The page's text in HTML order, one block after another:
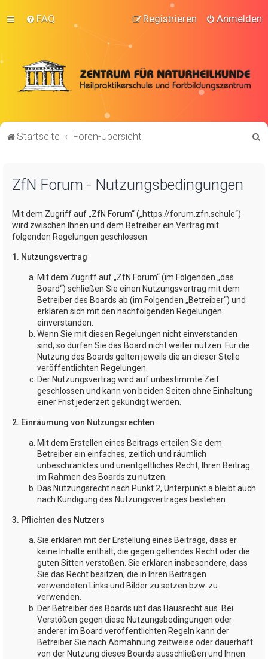
FAQ Anmelden
Registrieren
Startseite Foren-Übersicht
ZfN Forum - Nutzungsbedingungen
Mit dem Zugriff auf „ZfN Forum“ („https://forum.zfn.schule“)
wird zwischen Ihnen und dem Betreiber ein Vertrag mit
folgenden Regelungen geschlossen:
1. Nutzungsvertrag
Mit dem Zugriff auf „ZfN Forum“ (im Folgenden „das
Board“) schließen Sie einen Nutzungsvertrag mit dem
Betreiber des Boards ab (im Folgenden „Betreiber“) und
erklären sich mit den nachfolgenden Regelungen
einverstanden.
Wenn Sie mit diesen Regelungen nicht einverstanden
sind, so dürfen Sie das Board nicht weiter nutzen. Für die
Nutzung des Boards gelten jeweils die an dieser Stelle
veröffentlichten Regelungen.
Der Nutzungsvertrag wird auf unbestimmte Zeit
geschlossen und kann von beiden Seiten ohne Einhaltung
einer Frist jederzeit gekündigt werden.
2. Einräumung von Nutzungsrechten
Mit dem Erstellen eines Beitrags erteilen Sie dem
Betreiber ein einfaches, zeitlich und räumlich
unbeschränktes und unentgeltliches Recht, Ihren Beitrag
im Rahmen des Boards zu nutzen.
Das Nutzungsrecht nach Punkt 2, Unterpunkt a bleibt auch
nach Kündigung des Nutzungsvertrages bestehen.
3. Pflichten des Nutzers
Sie erklären mit der Erstellung eines Beitrags, dass er
keine Inhalte enthält, die gegen geltendes Recht oder die
guten Sitten verstoßen. Sie erklären insbesondere, dass
Sie das Recht besitzen, die in Ihren Beiträgen
verwendeten Links und Bilder zu setzen bzw. zu
verwenden.
Der Betreiber des Boards übt das Hausrecht aus. Bei
Verstößen gegen diese Nutzungsbedingungen oder
anderer im Board veröffentlichten Regeln kann der
Betreiber Sie nach Abmahnung zeitweise oder dauerhaft
von der Nutzung dieses Boards ausschließen und Ihnen